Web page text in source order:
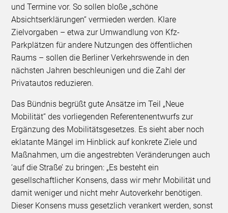
und Termine vor. So sollen bloße „schöne
Absichtserklärungen“ vermieden werden. Klare
Zielvorgaben – etwa zur Umwandlung von Kfz-
Parkplätzen für andere Nutzungen des öffentlichen
Raums – sollen die Berliner Verkehrswende in den
nächsten Jahren beschleunigen und die Zahl der
Privatautos reduzieren.
Das Bündnis begrüßt gute Ansätze im Teil „Neue
Mobilität“ des vorliegenden Referentenentwurfs zur
Ergänzung des Mobilitätsgesetzes. Es sieht aber noch
eklatante Mängel im Hinblick auf konkrete Ziele und
Maßnahmen, um die angestrebten Veränderungen auch
‘auf die Straße’ zu bringen: „Es besteht ein
gesellschaftlicher Konsens, dass wir mehr Mobilität und
damit weniger und nicht mehr Autoverkehr benötigen.
Dieser Konsens muss gesetzlich verankert werden, sonst